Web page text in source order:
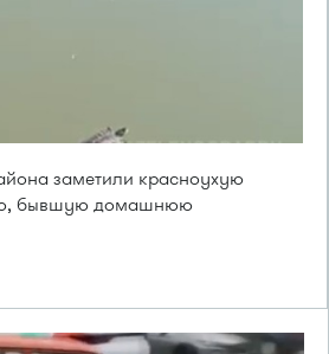
заметили красноухую
бывшую домашнюю